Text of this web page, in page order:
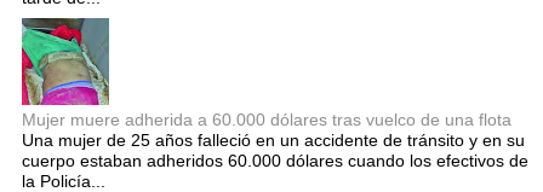
Mujer muere adherida a 60.000 dólares tras vuelco de una flota
Una mujer de 25 años falleció en un accidente de tránsito y en su
cuerpo estaban adheridos 60.000 dólares cuando los efectivos de
la Policía...